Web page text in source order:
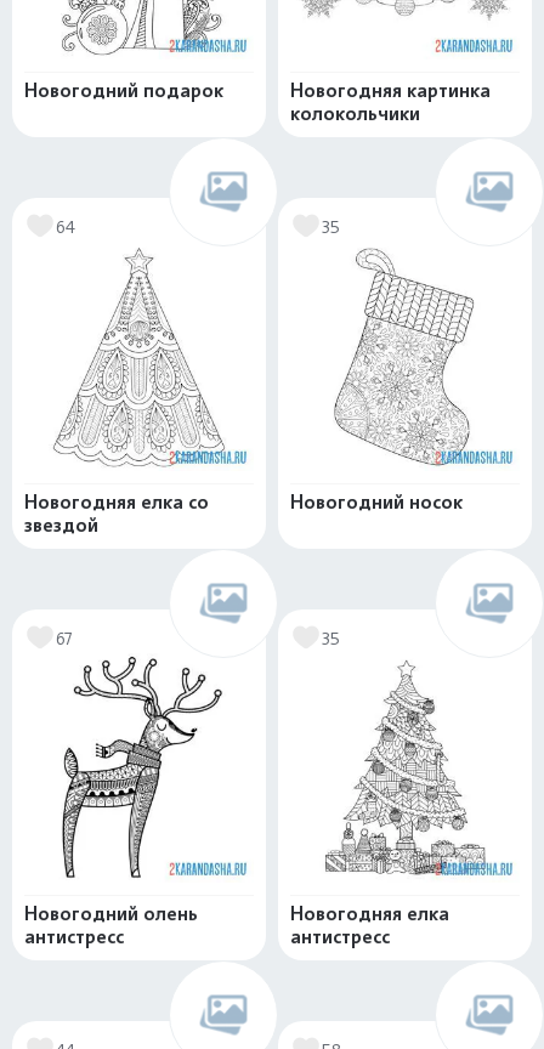
Новогодний подарок
Новогодняя картинка
колокольчики
64
Новогодняя елка со
звездой
35
Новогодний носок
67
Новогодний олень
антистресс
35
Новогодняя елка
антистресс